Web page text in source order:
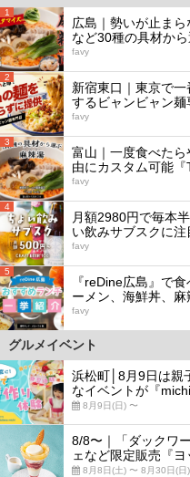
1
広島｜勢いが止ま
など30種の具材から
favy
2
新宿東口｜東京で
するビャンビャン麺
favy
3
富山｜一度食べた
由にカスタム可能『
favy
4
月額2980円で毎本
い飲みサブスクに注
favy
5
『reDine広島』で
ーメン、海鮮丼、麻
favy
グルメイベント
浜松町│8月9日は親
なイベントが『
8月9日(日) 〜
8/8〜｜「ダックワ
ェなど限定販売『ヨ
8月8日(土) 〜 8月30日(日)